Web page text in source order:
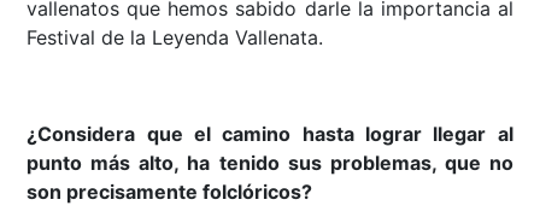
vallenatos que hemos sabido darle la importancia al
Festival de la Leyenda Vallenata.
¿Considera que el camino hasta lograr llegar al
punto más alto, ha tenido sus problemas, que no
son precisamente folclóricos?